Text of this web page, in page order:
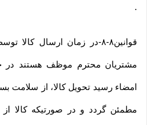
.
قوانین۸-۸-در زمان ارسال
مشتریان محترم موظف هستند در
امضاء رسید تحویل کالا، از سلامت
مطمئن گردد و در صورتیکه کالا